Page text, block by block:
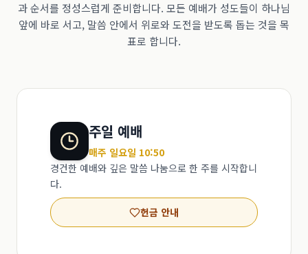
과 순서를 정성스럽게 준비합니다. 모든 예배가 성도들이 하나님
앞에 바로 서고, 말씀 안에서 위로와 도전을 받도록 돕는 것을 목
표로 합니다.
주일 예배
매주 일요일 10:50
경건한 예배와 깊은 말씀 나눔으로 한 주를 시작합니
다.
헌금 안내